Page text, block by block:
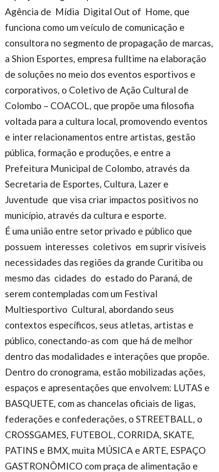
Agência de Mídia Digital Out of Home, que
funciona como um veículo de comunicação e
consultora no segmento de propagação de marcas,
a Shion Esportes, empresa fulltime na elaboração
de soluções no meio dos eventos esportivos e
corporativos, o Coletivo de Ação Cultural de
Colombo – COACOL, que propõe uma filosofia
voltada para a cultura local, promovendo eventos
e inter relacionamentos entre artistas, gestão
pública, formação e produções, e entre a
Prefeitura Municipal de Colombo, através da
Secretaria de Esportes, Cultura, Lazer e
Juventude que visa criar impactos positivos no
município, através da cultura e esporte.
É uma união entre setor privado e público que
possuem interesses coletivos em suprir visíveis
necessidades das regiões da grande Curitiba ou
mesmo das cidades do estado do Paraná, de
serem contempladas com um Festival
Multiesportivo Cultural, abordando seus
contextos específicos, seus atletas, artistas e
público, conectando-as com que há de melhor
dentro das modalidades e interações que propõe.
Dentro do cronograma, estão mobilizadas ações,
espaços e apresentações que envolvem: LUTAS e
BASQUETE, com as chancelas oficiais de ligas,
federações e confederações, o STREETBALL, o
CROSSGAMES, FUTEBOL, CORRIDA, SKATE,
PATINS e BMX, muita MÚSICA e ARTE, ESPAÇO
GASTRONÔMICO com praça de alimentação e